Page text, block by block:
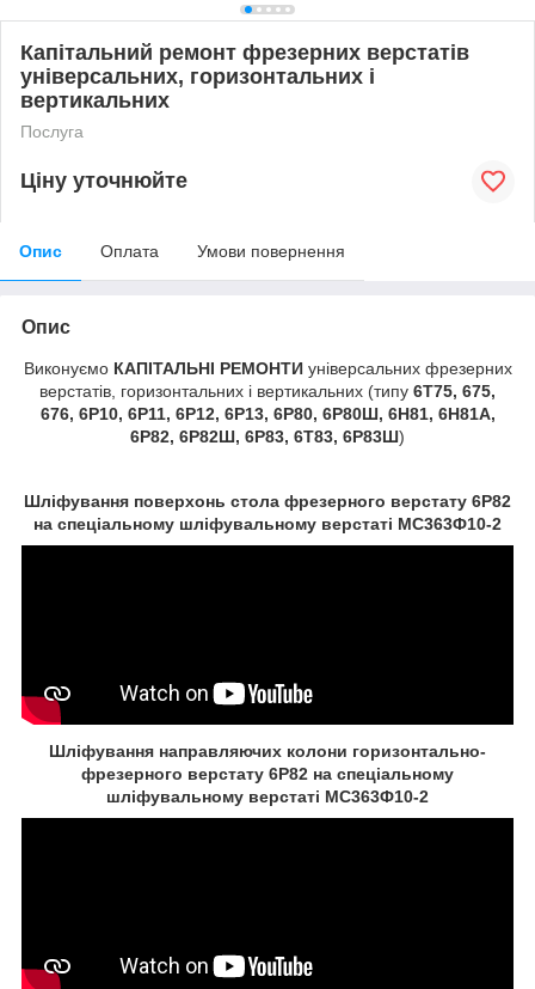
Капітальний ремонт фрезерних верстатів
універсальних, горизонтальних і
вертикальних
Послуга
Ціну уточнюйте
Опис Оплата Умови повернення
Опис
Виконуємо КАПІТАЛЬНІ РЕМОНТИуніверсальних фрезерних
верстатів, горизонтальних і вертикальних (типу 6Т75, 675,
676, 6Р10, 6Р11, 6Р12, 6Р13, 6Р80, 6Р80Ш, 6Н81, 6Н81А,
6Р82, 6Р82Ш, 6Р83, 6Т83, 6Р83Ш)
Шліфування поверхонь стола фрезерного верстату 6Р82
на спеціальному шліфувальному верстаті МС363Ф10-2
Шліфування направляючих колони горизонтально-
фрезерного верстату 6Р82 на спеціальному
шліфувальному верстаті МС363Ф10-2